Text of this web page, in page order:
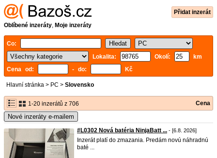
Přidat inzerát
Oblíbené inzeráty, Moje inzeráty
Co:
Lokalita:
Okolí:
km
Cena od:
- do: Kč
Hlavní stránka > PC > Slovensko
1-20 inzerátů z 706 Cena
Nové inzeráty e-mailem
#L0302 Nová batéria NinjaBatt ... - [6.8. 2026]
Inzerát platí do zmazania. Predám novú náhradnú
baté ...